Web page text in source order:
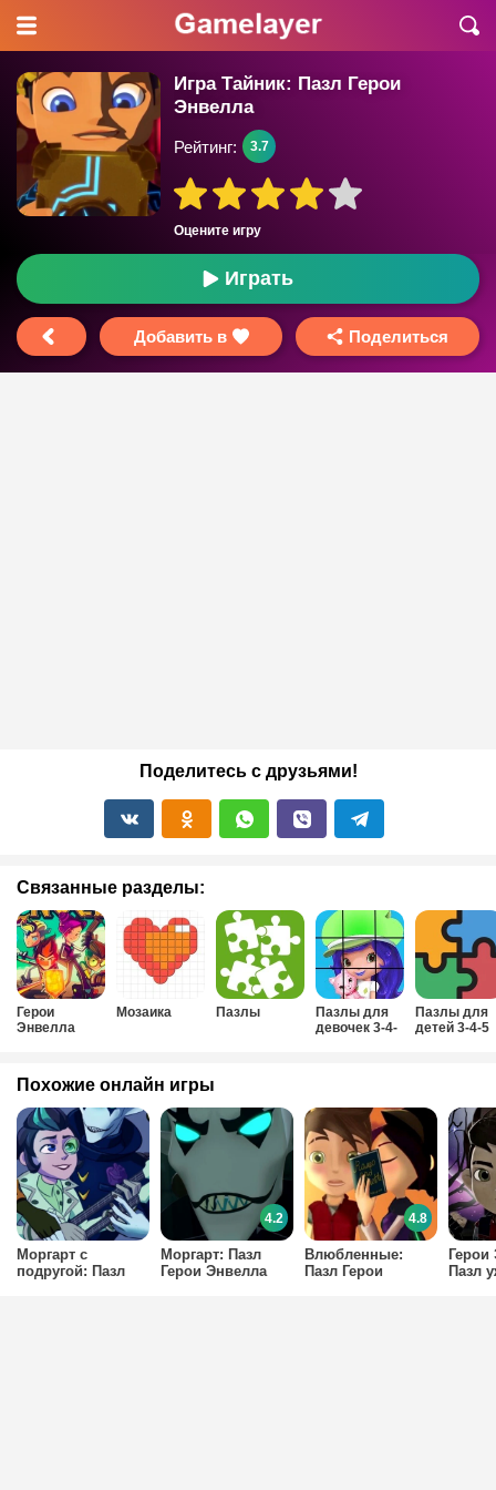
Игра Тайник: Пазл Герои
Энвелла
Оцените игру
Рейтинг: 3.7
Играть
Добавить в Поделиться
Поделитесь с друзьями!
Связанные разделы:
Герои
Энвелла
Мозаика Пазлы
Пазлы для
девочек 3-4-
Пазлы для
детей 3-4-5
Похожие онлайн игры
Моргарт с
подругой: Пазл
Моргарт: Пазл
Герои Энвелла
4.2
Влюбленные:
Пазл Герои
4.8
Герои
Пазл